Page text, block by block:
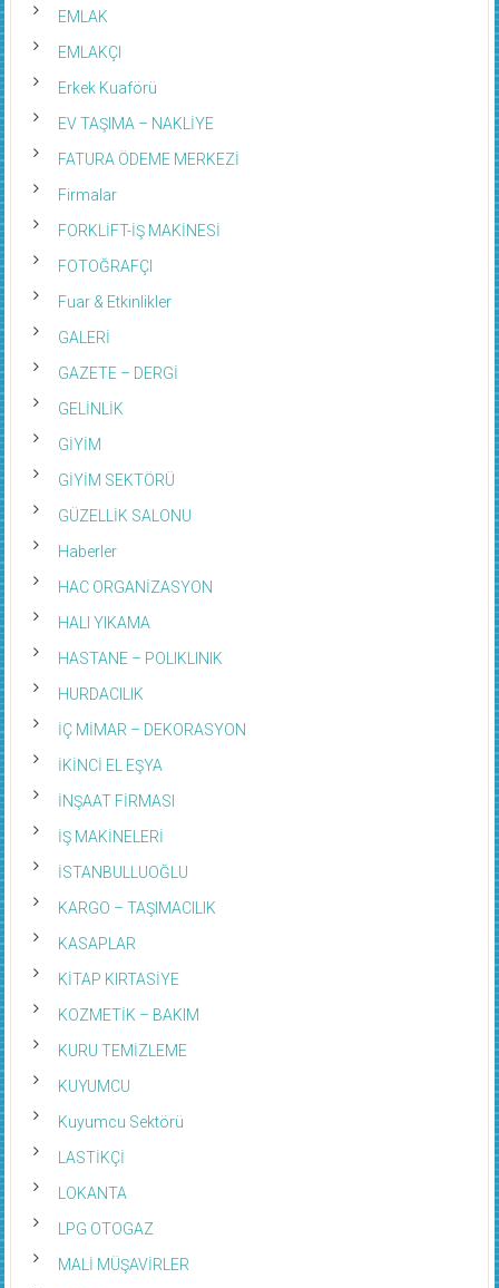
EMLAK
EMLAKÇI
Erkek Kuaförü
EV TAŞIMA – NAKLİYE
FATURA ÖDEME MERKEZİ
Firmalar
FORKLİFT-İŞ MAKİNESİ
FOTOĞRAFÇI
Fuar & Etkinlikler
GALERİ
GAZETE – DERGİ
GELİNLİK
GİYİM
GİYİM SEKTÖRÜ
GÜZELLİK SALONU
Haberler
HAC ORGANİZASYON
HALI YIKAMA
HASTANE – POLIKLINIK
HURDACILIK
İÇ MİMAR – DEKORASYON
İKİNCİ EL EŞYA
İNŞAAT FİRMASI
İŞ MAKİNELERİ
İSTANBULLUOĞLU
KARGO – TAŞIMACILIK
KASAPLAR
KİTAP KIRTASİYE
KOZMETİK – BAKIM
KURU TEMİZLEME
KUYUMCU
Kuyumcu Sektörü
LASTİKÇİ
LOKANTA
LPG OTOGAZ
MALİ MÜŞAVİRLER